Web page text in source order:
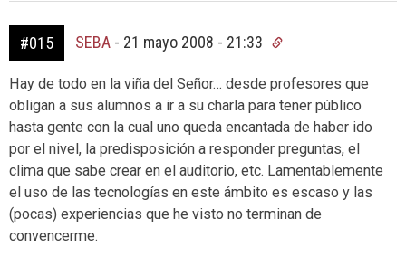
#015 SEBA - 21 mayo 2008 - 21:33
Hay de todo en la viña del Señor… desde profesores que
obligan a sus alumnos a ir a su charla para tener público
hasta gente con la cual uno queda encantada de haber ido
por el nivel, la predisposición a responder preguntas, el
clima que sabe crear en el auditorio, etc. Lamentablemente
el uso de las tecnologías en este ámbito es escaso y las
(pocas) experiencias que he visto no terminan de
convencerme.